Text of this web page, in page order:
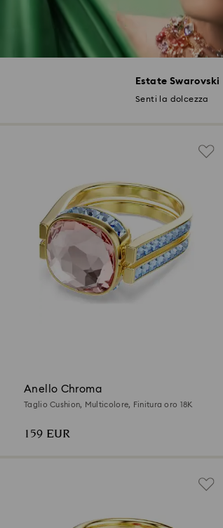
Estate Swarovski
Senti la dolcezza
Anello Chroma
Taglio Cushion, Multicolore, Finitura oro 18K
159 EUR